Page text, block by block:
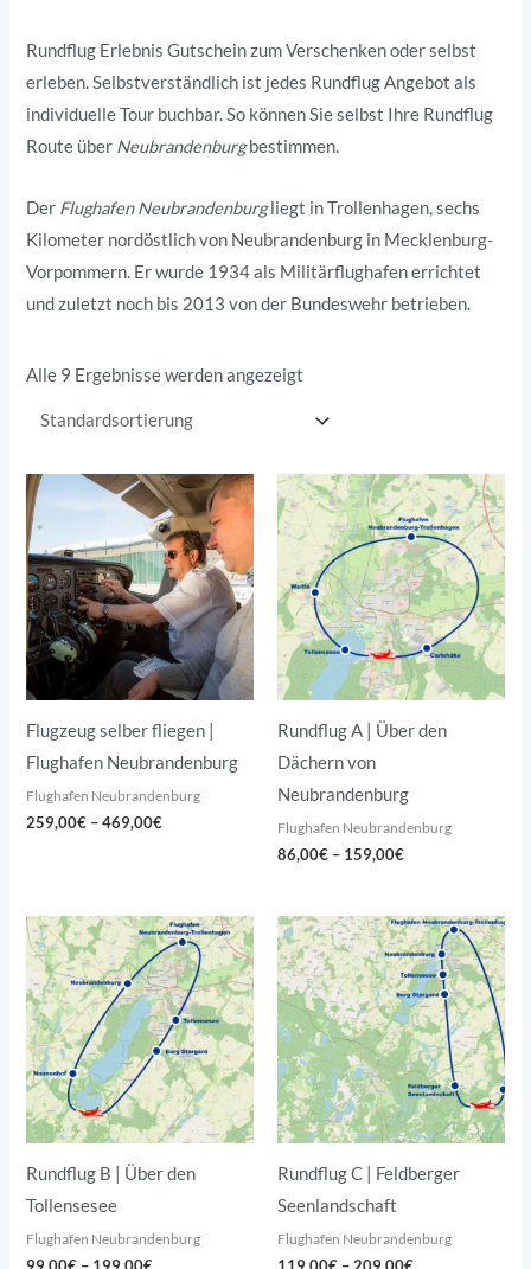
Rundflug Erlebnis Gutschein zum Verschenken oder selbst
erleben. Selbstverständlich ist jedes Rundflug Angebot als
individuelle Tour buchbar. So können Sie selbst Ihre Rundflug
Route über Neubrandenburgbestimmen.
Der Flughafen Neubrandenburgliegt in Trollenhagen, sechs
Kilometer nordöstlich von Neubrandenburg in Mecklenburg-
Vorpommern. Er wurde 1934 als Militärflughafen errichtet
und zuletzt noch bis 2013 von der Bundeswehr betrieben.
Alle 9 Ergebnisse werden angezeigt
Flugzeug selber fliegen |
Flughafen Neubrandenburg
Flughafen Neubrandenburg
259,00€ –469,00€
Preisspanne:
259,00€
bis
469,00€
Rundflug A | Über den
Dächern von
Neubrandenburg
Flughafen Neubrandenburg
86,00€ – 159,00€
Preisspanne:
86,00€
bis
159,00€
Rundflug B | Über den
Tollensesee
Flughafen Neubrandenburg
Preisspanne:
99,00€
bis
199,00€
Rundflug C | Feldberger
Seenlandschaft
Flughafen Neubrandenburg
Preisspanne:
119,00€
bis
209,00€